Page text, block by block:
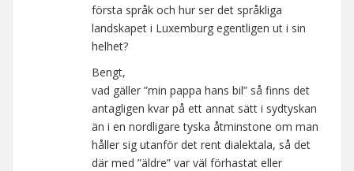
första språk och hur ser det språkliga
landskapet i Luxemburg egentligen ut i sin
helhet?
Bengt,
vad gäller ”min pappa hans bil” så finns det
antagligen kvar på ett annat sätt i sydtyskan
än i en nordligare tyska åtminstone om man
håller sig utanför det rent dialektala, så det
där med ”äldre” var väl förhastat eller